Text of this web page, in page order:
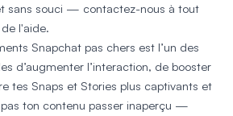
sans souci — contactez-nous à tout
l'aide.
Snapchat pas chers est l’un des
d’augmenter l’interaction, de booster
tes Snaps et Stories plus captivants et
ton contenu passer inaperçu —